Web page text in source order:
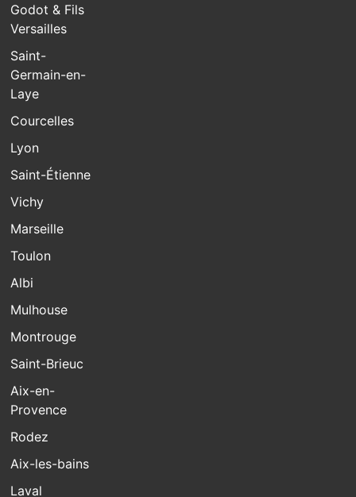
Godot & Fils
Versailles
Saint-
Germain-en-
Laye
Courcelles
Lyon
Saint-Étienne
Vichy
Marseille
Toulon
Albi
Mulhouse
Montrouge
Saint-Brieuc
Aix-en-
Provence
Rodez
Aix-les-bains
Laval